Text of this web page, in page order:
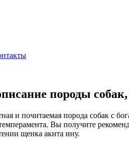
породы собак,
и почитаемая порода собак с
Вы получите
щенка акита ину.